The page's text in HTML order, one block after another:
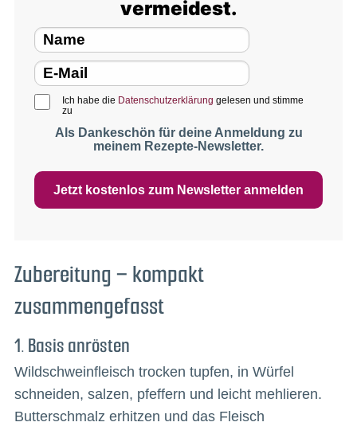
vermeidest.
Ich habe die Datenschutzerklärung gelesen und stimme
zu
Als Dankeschön für deine Anmeldung zu
meinem Rezepte-Newsletter.
Jetzt kostenlos zum Newsletter anmelden
Zubereitung – kompakt
zusammengefasst
1. Basis anrösten
Wildschweinfleisch trocken tupfen, in Würfel
schneiden, salzen, pfeffern und leicht mehlieren.
Butterschmalz erhitzen und das Fleisch